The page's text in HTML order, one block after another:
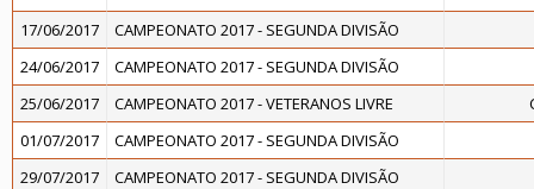
17/06/2017
CAMPEONATO 2017 - SEGUNDA DIVISÃO
24/06/2017
CAMPEONATO 2017 - SEGUNDA DIVISÃO
25/06/2017
CAMPEONATO 2017 - VETERANOS LIVRE
01/07/2017
CAMPEONATO 2017 - SEGUNDA DIVISÃO
29/07/2017
CAMPEONATO 2017 - SEGUNDA DIVISÃO